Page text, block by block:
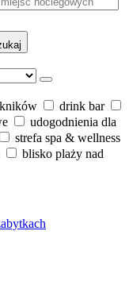
drink bar
udogodnienia dla
strefa spa & wellness
blisko plaży nad